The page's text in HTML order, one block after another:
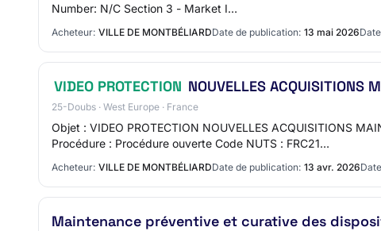
Number: N/C Section 3 - Market I…
Acheteur: VILLE DE MONTBÉLIARDDate de publication: 13 mai 2026
VIDEO PROTECTION NOUVELLES ACQUISITIONS
25-Doubs · West Europe · France
Objet : VIDEO PROTECTION NOUVELLES ACQUISITIONS
Procédure : Procédure ouverte Code NUTS : FRC21…
Acheteur: VILLE DE MONTBÉLIARDDate de publication: 13 avr. 2026
Maintenance préventive et curative des